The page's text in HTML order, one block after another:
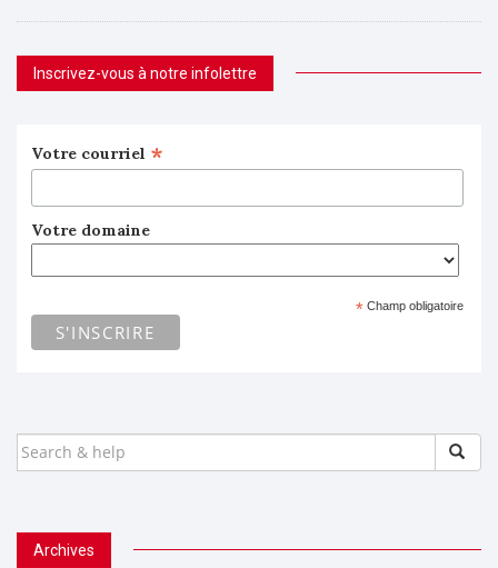
Inscrivez-vous à notre infolettre
Votre courriel *
Votre domaine
*Champ obligatoire
SEARCH
FOR:
Archives